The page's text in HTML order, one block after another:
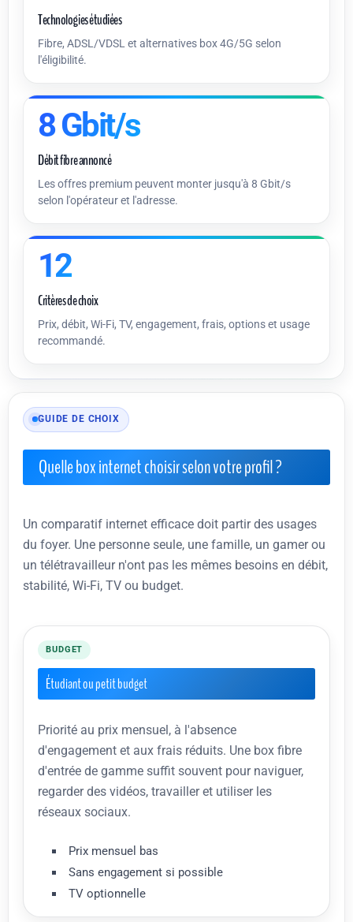
Technologies étudiées
Fibre, ADSL/VDSL et alternatives box 4G/5G selon
l'éligibilité.
8
Débit fibre annoncé
Les offres premium peuvent monter jusqu'à 8 Gbit/s
selon l'opérateur et l'adresse.
12
Critères de choix
Prix, débit, Wi-Fi, TV, engagement, frais, options et usage
recommandé.
GUIDE DE CHOIX
Quelle box internet choisir selon votre profil ?
Un comparatif internet efficace doit partir des usages
du foyer. Une personne seule, une famille, un gamer ou
un télétravailleur n'ont pas les mêmes besoins en débit,
stabilité, Wi-Fi, TV ou budget.
BUDGET
Étudiant ou petit budget
Priorité au prix mensuel, à l'absence
d'engagement et aux frais réduits. Une box fibre
d'entrée de gamme suffit souvent pour naviguer,
regarder des vidéos, travailler et utiliser les
réseaux sociaux.
Prix mensuel bas
Sans engagement si possible
TV optionnelle